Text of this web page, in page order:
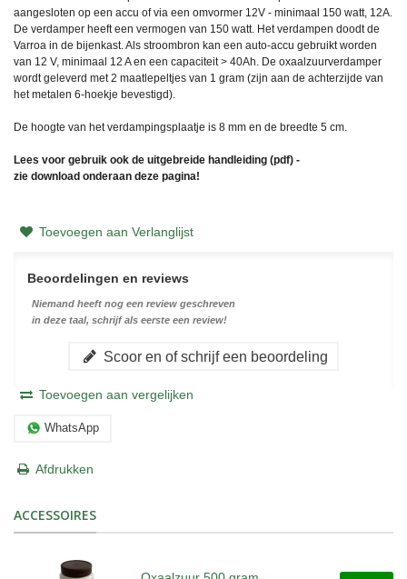
aangesloten op een accu of via een omvormer 12V - minimaal 150 watt, 12A.
De verdamper heeft een vermogen van 150 watt. Het verdampen doodt de
Varroa in de bijenkast. Als stroombron kan een auto-accu gebruikt worden
van 12 V, minimaal 12 A en een capaciteit > 40Ah. De oxaalzuurverdamper
wordt geleverd met2 maatlepeltjes van 1 gram (zijn aan de achterzijde van
het metalen 6-hoekje bevestigd).
De hoogte van het verdampingsplaatje is 8 mm en de breedte 5 cm.
Lees voor gebruik ook de uitgebreide handleiding (pdf) -
zie download onderaan deze pagina!
Toevoegen aan Verlanglijst
Beoordelingen en reviews
Niemand heeft nog een review geschreven
in deze taal, schrijf als eerste een review!
Scoor en of schrijf een beoordeling
Toevoegen aan vergelijken
WhatsApp
Afdrukken
ACCESSOIRES